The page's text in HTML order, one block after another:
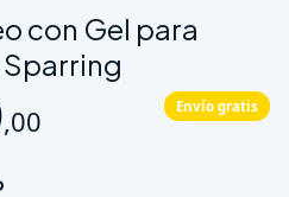
con Gel para Entrenamiento y
con Gel para
,00 Envío gratis